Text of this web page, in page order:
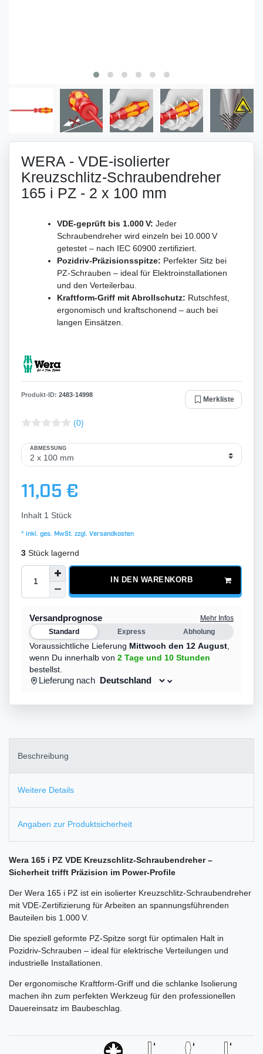
WERA - VDE-isolierter
Kreuzschlitz-Schraubendreher
165 i PZ - 2 x 100 mm
VDE-geprüft bis 1.000 V: Jeder
Schraubendreher wird einzeln bei 10.000 V
getestet – nach IEC 60900 zertifiziert.
Pozidriv-Präzisionsspitze: Perfekter Sitz bei
PZ-Schrauben – ideal für Elektroinstallationen
und den Verteilerbau.
Kraftform-Griff mit Abrollschutz: Rutschfest,
ergonomisch und kraftschonend – auch bei
langen Einsätzen.
Produkt-ID: 2483-14998
Merkliste
(0)
ABMESSUNG
11,05 €
Inhalt 1 Stück
* inkl. ges. MwSt. zzgl. Versandkosten
3 Stück lagernd
IN DEN WARENKORB
Versandprognose
Mehr Infos
Standard
Express Abholung
Voraussichtliche Lieferung Mittwoch den 12 August,
wenn Du innerhalb von 2 Tage und 10 Stunden
bestellst.
Lieferung nach
Beschreibung
Weitere Details
Angaben zur Produktsicherheit
Wera 165 i PZ VDE Kreuzschlitz-Schraubendreher –
Sicherheit trifft Präzision im Power-Profile
Der Wera 165 i PZ ist ein isolierter Kreuzschlitz-Schraubendreher
mit VDE-Zertifizierung für Arbeiten an spannungsführenden
Bauteilen bis 1.000 V.
Die speziell geformte PZ-Spitze sorgt für optimalen Halt in
Pozidriv-Schrauben – ideal für elektrische Verteilungen und
industrielle Installationen.
Der ergonomische Kraftform-Griff und die schlanke Isolierung
machen ihn zum perfekten Werkzeug für den professionellen
Dauereinsatz im Baubeschlag.